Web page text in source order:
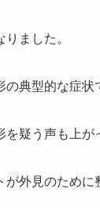
ました。
典型的な症状
疑う声も上が
外見のため